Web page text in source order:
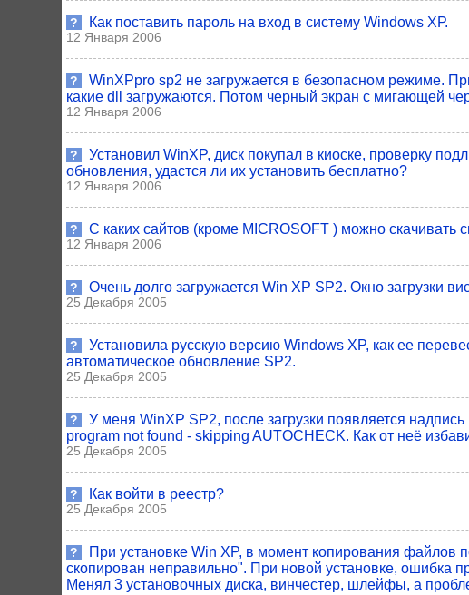
? Как поставить пароль на вход в систему Windows ХР.
12 Января 2006
?
WinXPpro sp2 не загружается в безопасном режиме.
какие dll загружаются. Потом черный экран с мигающей
12 Января 2006
?
Установил WinXP, диск покупал в киоске, проверку
обновления, удастся ли их установить бесплатно?
12 Января 2006
? С каких сайтов (кроме MICROSOFT ) можно скачивать
12 Января 2006
? Очень долго загружается Win XP SP2. Окно загрузки
25 Декабря 2005
?
Установила русскую версию Windows XP, как ее
автоматическое обновление SP2.
25 Декабря 2005
?
У меня WinXP SP2, после загрузки появляется
program not found - skipping AUTOCHECK. Как от неё
25 Декабря 2005
? Как войти в реестр?
25 Декабря 2005
?
При установке Win XP, в момент копирования файлов
скопирован неправильно". При новой установке, ошибка
Менял 3 установочных диска, винчестер, шлейфы, а